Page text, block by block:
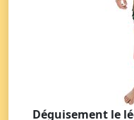
Déguisement le